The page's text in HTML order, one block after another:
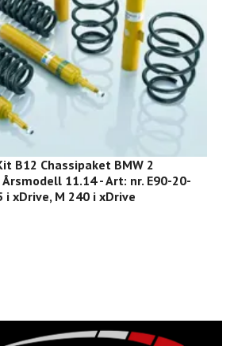
B12 Chassipaket BMW 2
Årsmodell 11.14 - Art: nr. E90-20-
i xDrive, M 240 i xDrive